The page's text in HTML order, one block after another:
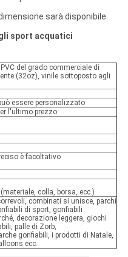
sarà disponibile.
sport acquatici
del grado commerciale di
(32oz), vinile sottoposto agli
essere personalizzato
l'ultimo prezzo
è facoltativo
colla, borsa, ecc.)
combinati si unisce, parchi
di sport, gonfiabili
decorazione leggera, giochi
palle di Zorb,
gonfiabili, i prodotti di Natale,
ecc.